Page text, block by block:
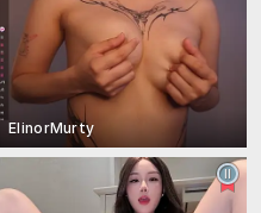
ElinorMurty